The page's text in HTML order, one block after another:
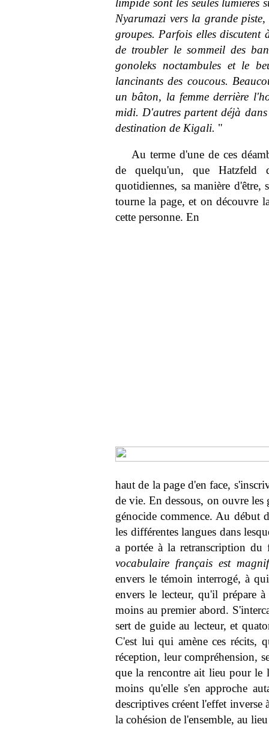
limpide sont les seules lumières
Nyarumazi vers la grande piste,
groupes. Parfois elles discutent
de troubler le sommeil des
gonoleks noctambules et le
lancinants des coucous.
un bâton, la femme derrière
midi. D'autres partent déjà
destination de Kigali. "
Au terme d'une de ces
de quelqu'un, que Hatzfeld
quotidiennes, sa manière d'être,
tourne la page, et on découvre
cette personne. En
haut de la page d'en face,
de vie. En dessous, on ouvre
génocide commence. Au début
les différentes langues dans
a portée à la retranscription du
vocabulaire français est
envers le témoin interrogé, à
envers le lecteur, qu'il prépare
moins au premier abord.
sert de guide au lecteur, et
C'est lui qui amène ces récits,
réception, leur compréhension,
que la rencontre ait lieu pour
moins qu'elle s'en approche
descriptives créent l'effet inverse
la cohésion de l'ensemble, au